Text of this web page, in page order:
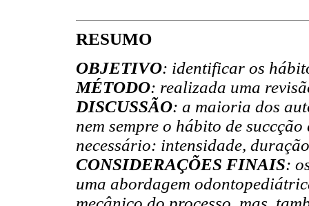
RESUMO
OBJETIVO: identificar os
MÉTODO: realizada uma
DISCUSSÃO: a maioria dos
nem sempre o hábito de
necessário: intensidade,
CONSIDERAÇÕES FINAIS:
uma abordagem